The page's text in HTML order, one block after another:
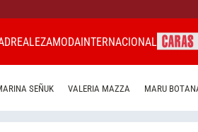
REALEZAMODAINTERNACIONAL
SEÑUK VALERIA MAZZA MARU